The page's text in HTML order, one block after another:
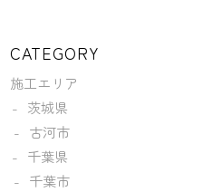
CATEGORY
施工エリア
茨城県
古河市
千葉県
千葉市